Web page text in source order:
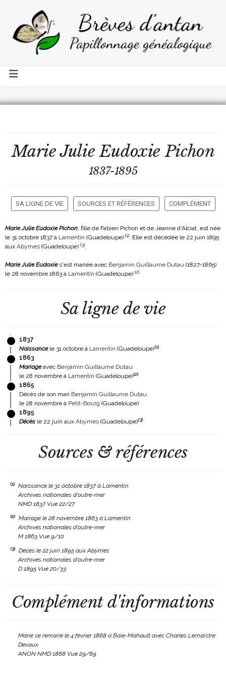
Marie Julie EudoxiePichon
1837-1895
SA LIGNE DE VIE SOURCES ET RÉFÉRENCES COMPLÉMENT
Marie Julie Eudoxie Pichon, fille de Fabien Pichon et de Jeanne d'Alciat, est née
le 31 octobre 1837 à Lamentin (Guadeloupe) (1). Elle est décédée le 22 juin 1895
aux Abymes (Guadeloupe) (3).
Marie Julie Eudoxies'est mariée avec Benjamin Guillaume Dutau (1827-1865)
le 28 novembre 1863 à Lamentin (Guadeloupe) (2)
Sa ligne de vie
1837
Naissancele 31 octobre à Lamentin (Guadeloupe)(1)
1863
Mariageavec Benjamin Guillaume Dutau
le 28 novembre à Lamentin (Guadeloupe)(2)
1865
Décès de son mari Benjamin Guillaume Dutau
le 28 novembre à Petit-Bourg (Guadeloupe)
1895
Décès le 22 juin aux Abymes (Guadeloupe)(3)
Sources & références
(1)
Naissance le 31 octobre 1837 à Lamentin
Archives nationales d'outre-mer
NMD 1837 Vue 22/27
(2)
Mariage le 28 novembre 1863 à Lamentin
Archives nationales d'outre-mer
M 1863 Vue 9/10
(3)
Décès le 22 juin 1895 aux Abymes
Archives nationales d'outre-mer
D 1895 Vue 20/33
Complément d'informations
Marie se remarie le 4 février 1868 à Baie-Mahault avec Charles Lemaistre
Devaux
ANON NMD 1868 Vue 29/69